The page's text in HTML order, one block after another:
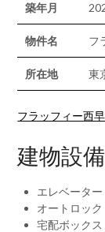
築年月
物件名 フ
所在地 東
フラッフィー西
建物設備
エレベーター
オートロック
宅配ボックス